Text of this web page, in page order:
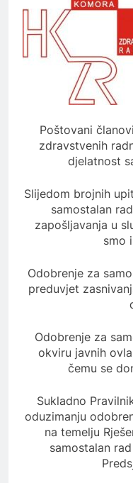
Poštovani
zdravstvenih
djelatnost
Slijedom brojnih
samostalan
zapošljavanja u
smo
Odobrenje za
preduvjet
Odobrenje za
okviru javnih
čemu se
Sukladno
oduzimanju
na temelju
samostalan